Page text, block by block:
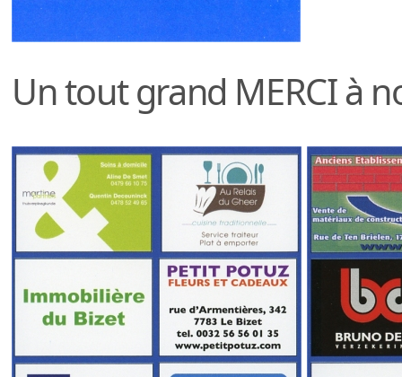
Un tout grand MERCI à